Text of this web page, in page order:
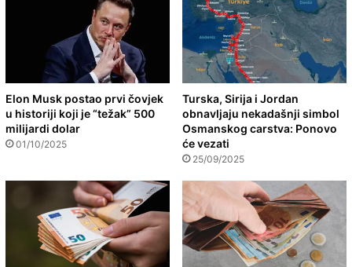
Elon Musk postao prvi čovjek
u historiji koji je “težak” 500
milijardi dolar
01/10/2025
Turska, Sirija i Jordan
obnavljaju nekadašnji simbol
Osmanskog carstva: Ponovo
će vezati
25/09/2025